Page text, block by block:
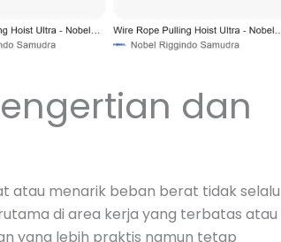
dan
atau menarik beban berat tidak selalu
di area kerja yang terbatas atau
yang lebih praktis namun tetap